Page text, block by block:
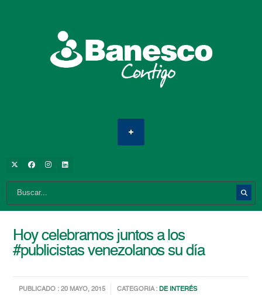
Hoy celebramos juntos a los
#publicistas venezolanos su día
PUBLICADO : 20 MAYO, 2015 CATEGORIA :DE INTERÉS